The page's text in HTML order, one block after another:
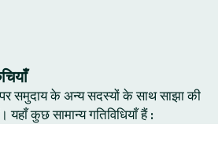
समुदाय के अन्य सदस्यों के साथ साझा की
यहाँ कुछ सामान्य गतिविधियाँ हैं :